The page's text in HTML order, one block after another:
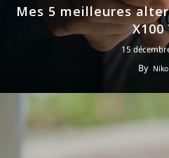
Mes 5 meilleures
X100
15
By